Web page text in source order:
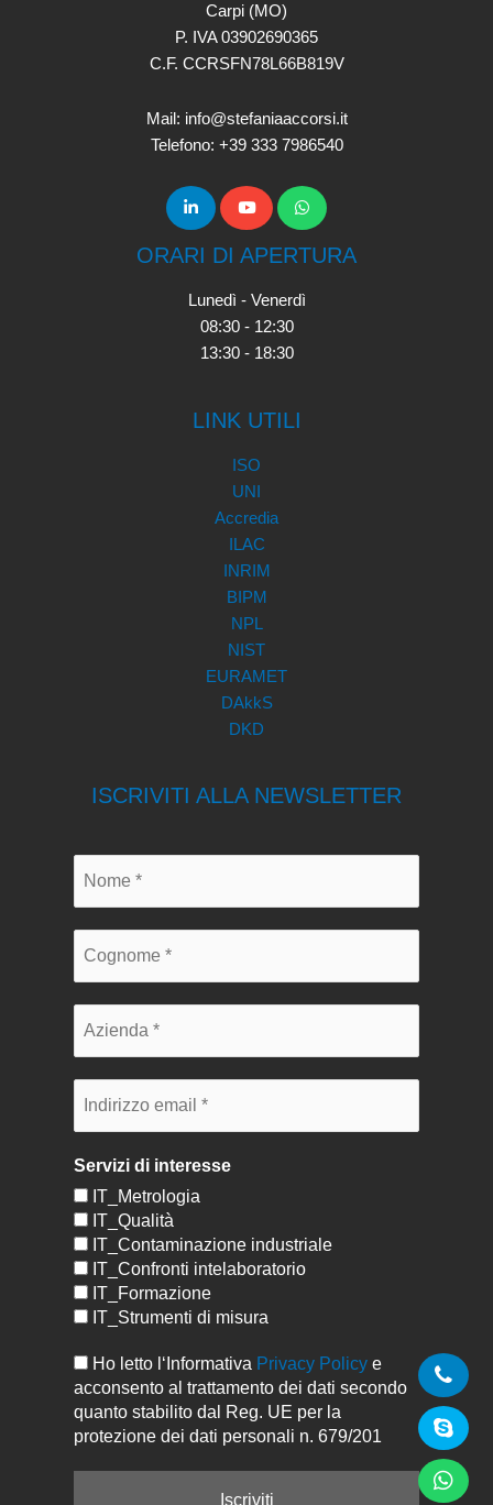
Carpi (MO)
P. IVA 03902690365
C.F. CCRSFN78L66B819V
Mail: info@stefaniaaccorsi.it
Telefono: +39 333 7986540
ORARI DI APERTURA
Lunedì - Venerdì
08:30 - 12:30
13:30 - 18:30
LINK UTILI
ISO
UNI
Accredia
ILAC
INRIM
BIPM
NPL
NIST
EURAMET
DAkkS
DKD
ISCRIVITI ALLA NEWSLETTER
Servizi di interesse
IT_Metrologia
IT_Qualità
IT_Contaminazione industriale
IT_Confronti intelaboratorio
IT_Formazione
IT_Strumenti di misura
Ho letto l‘Informativa Privacy Policy e
acconsento al trattamento dei dati secondo
quanto stabilito dal Reg. UE per la
protezione dei dati personali n. 679/201